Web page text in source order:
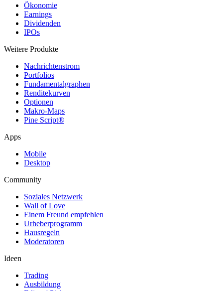
Ökonomie
Earnings
Dividenden
IPOs
Weitere Produkte
Nachrichtenstrom
Portfolios
Fundamentalgraphen
Renditekurven
Optionen
Makro-Maps
Pine Script®
Apps
Mobile
Desktop
Community
Soziales Netzwerk
Wall of Love
Einem Freund empfehlen
Urheberprogramm
Hausregeln
Moderatoren
Ideen
Trading
Ausbildung